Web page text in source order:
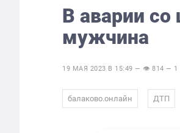
В аварии
мужчина
19 МАЯ 2023 В 15:49 — 👁 814 —
балаково.онлайн ДТП